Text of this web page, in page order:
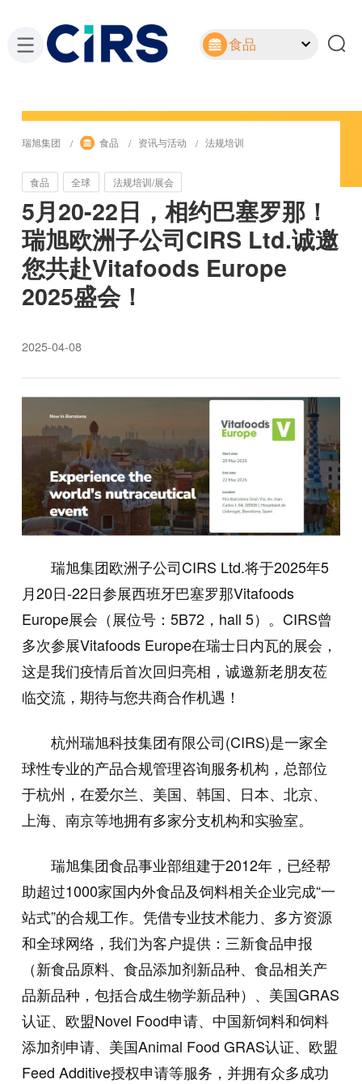
食品
瑞旭集团 食品 资讯与活动 法规培训
食品 全球 法规培训/展会
5月20-22日，相约巴塞罗那！
瑞旭欧洲子公司CIRS Ltd.诚邀
您共赴Vitafoods Europe
2025盛会！
2025-04-08
瑞旭集团欧洲子公司CIRS Ltd.将于2025年5
月20日-22日参展西班牙巴塞罗那Vitafoods
Europe展会（展位号：5B72，hall 5）。CIRS曾
多次参展Vitafoods Europe在瑞士日内瓦的展会，
这是我们疫情后首次回归亮相，诚邀新老朋友莅
临交流，期待与您共商合作机遇！
杭州瑞旭科技集团有限公司(CIRS)是一家全
球性专业的产品合规管理咨询服务机构，总部位
于杭州，在爱尔兰、美国、韩国、日本、北京、
上海、南京等地拥有多家分支机构和实验室。
瑞旭集团食品事业部组建于2012年，已经帮
助超过1000家国内外食品及饲料相关企业完成“一
站式”的合规工作。凭借专业技术能力、多方资源
和全球网络，我们为客户提供：三新食品申报
（新食品原料、食品添加剂新品种、食品相关产
品新品种，包括合成生物学新品种）、美国GRAS
认证、欧盟Novel Food申请、中国新饲料和饲料
添加剂申请、美国Animal Food GRAS认证、欧盟
Feed Additive授权申请等服务，并拥有众多成功